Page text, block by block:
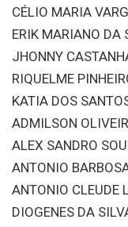
CÉLIO MARIA
ERIK MARIANO DA
JHONNY
RIQUELME
KATIA DOS
ADMILSON
ALEX SANDRO
ANTONIO
ANTONIO CLEUDE
DIOGENES DA